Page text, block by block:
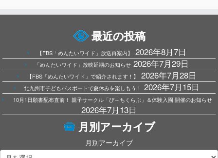
最近の投稿
【FBS「めんたいワイド」放送再案内】 2026年8月7日
「めんたいワイド」放映延期のお知らせ 2026年7月29日
【FBS「めんたいワイド」で紹介されます！】 2026年7月28日
北九州市子どもパスポートで夏休みを楽しもう！ 2026年7月15日
10月1日願書配布直前！ 親子サークル「ぴ～ちくらぶ」＆体験入園 開催のお知らせ
2026年7月13日
月別アーカイブ
月別アーカイブ